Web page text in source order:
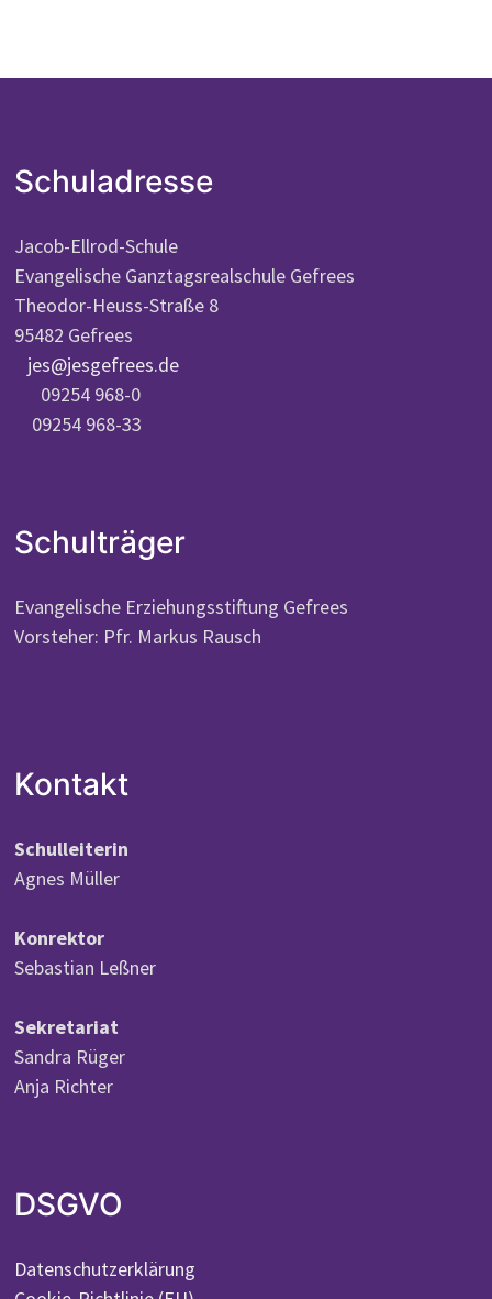
Schuladresse
Jacob-Ellrod-Schule
Evangelische Ganztagsrealschule Gefrees
Theodor-Heuss-Straße 8
95482 Gefrees
jes@jesgefrees.de
09254 968-0
09254 968-33
Schulträger
Evangelische Erziehungsstiftung Gefrees
Vorsteher: Pfr. Markus Rausch
Kontakt
Schulleiterin
Agnes Müller
Konrektor
Sebastian Leßner
Sekretariat
Sandra Rüger
Anja Richter
DSGVO
Datenschutzerklärung